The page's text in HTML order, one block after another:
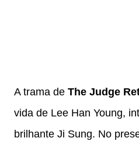
A trama de The Judge
vida de Lee Han Young,
brilhante Ji Sung. No